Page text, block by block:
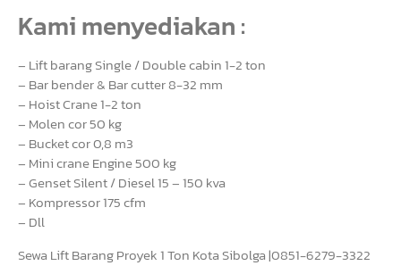
Kami menyediakan :
– Lift barang Single / Double cabin 1-2 ton
– Bar bender & Bar cutter 8-32 mm
– Hoist Crane 1-2 ton
– Molen cor 50 kg
– Bucket cor 0,8 m3
– Mini crane Engine 500 kg
– Genset Silent / Diesel 15 – 150 kva
– Kompressor 175 cfm
– Dll
Sewa Lift Barang Proyek 1 Ton Kota Sibolga |0851-6279-3322